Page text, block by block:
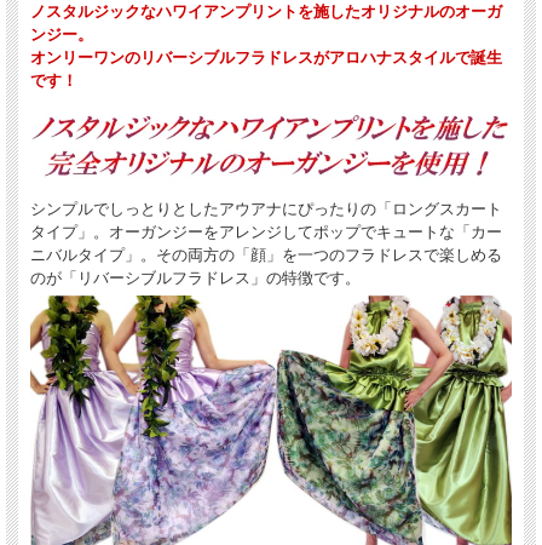
ノスタルジックなハワイアンプリントを施したオリジナルのオーガ
ンジー。
オンリーワンのリバーシブルフラドレスがアロハナスタイルで誕生
です！
シンプルでしっとりとしたアウアナにぴったりの「ロングスカート
タイプ」。オーガンジーをアレンジしてポップでキュートな「カー
ニバルタイプ」。その両方の「顔」を一つのフラドレスで楽しめる
のが「リバーシブルフラドレス」の特徴です。